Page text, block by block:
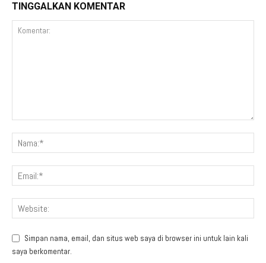
TINGGALKAN KOMENTAR
Simpan nama, email, dan situs web saya di browser ini untuk lain kali
saya berkomentar.